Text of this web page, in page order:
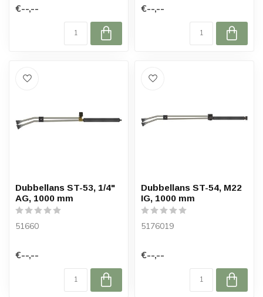
€--,-- €--,--
Dubbellans ST-53, 1/4"
AG, 1000 mm
51660
€--,--
Dubbellans ST-54, M22
IG, 1000 mm
5176019
€--,--